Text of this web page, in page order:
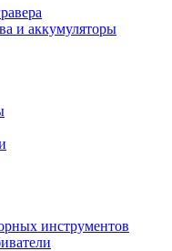
и аккумуляторы
инструментов